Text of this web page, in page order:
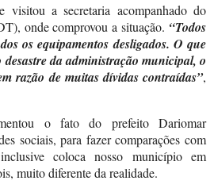
visitou a secretaria acompanhado do
onde comprovou a situação. “Todos
os equipamentos desligados. O que
da administração municipal, o
razão de muitas dívidas contraídas”,
o fato do prefeito Dariomar
sociais, para fazer comparações com
coloca nosso município em
muito diferente da realidade.